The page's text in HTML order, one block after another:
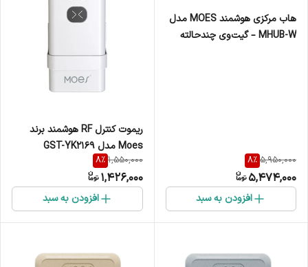
هاب مرکزی هوشمند MOES مدل
MHUB-W – گیت‌وی چندحالته
5,950,000
8%
5,474,000
افزودن به سبد
ریموت کنترل RF هوشمند برند
Moes مدل GST-YK2169
1,550,000
8%
1,426,000
افزودن به سبد